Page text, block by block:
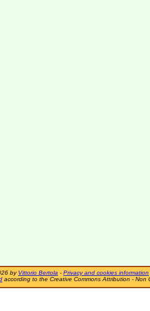
by Vittorio Bertola - Privacy and cookies information
according to the Creative Commons Attribution - Non